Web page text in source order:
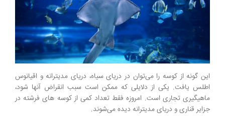
این گونه از کوسه را می‌توان در دریای سیاه، دریای مدیترانه و اقیانوس
اطلس یافت. یکی از دلایلی که ممکن است سبب انقراض آنها شود،
ماهیگیری تجاری است. امروزه فقط تعداد کمی از کوسه های فرشته در
جزایر قناری و دریای مدیترانه دیده می‌شوند.